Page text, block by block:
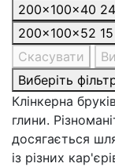
200x100x40 24
200x100x52 15
Скасувати
Виберіть
Клінкерна
глини.
досягається
із різних